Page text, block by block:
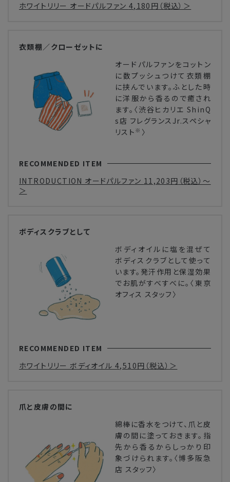
ホワイトリリー オードパルファン 4,180円 （税込）＞
衣類棚／クローゼットに
オードパルファンをコットン
に数プッシュつけて衣類棚
に挟んでいます。ふとした時
に洋服から香るので癒され
ます。〈渋谷ヒカリエ ShinQ
s店 フレグランスJr.スペシャ
リスト ※ 〉
RECOMMENDED ITEM
INTRODUCTION オードパルファン 11,203円 （税込）～
＞
ボディスクラブとして
ボディオイルに塩を混ぜて
ボディスクラブとして使って
います。発汗作用と保湿効果
でお肌がすべすべに。〈東京
オフィス スタッフ〉
RECOMMENDED ITEM
ホワイトリリー ボディオイル 4,510円 （税込）＞
爪と皮膚の間に
綿棒に香水をつけて、爪と皮
膚の間に塗っておきます。指
先から香るからしっかり印
象づけられます。〈博多阪急
店 スタッフ〉